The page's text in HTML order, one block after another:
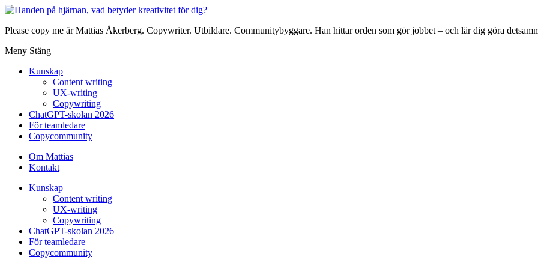
Please copy me är Mattias Åkerberg. Copywriter. Utbildare. Communitybyggare. Han hittar orden som gör jobbet – och lär dig göra
Meny Stäng
Kunskap
Content writing
UX-writing
Copywriting
ChatGPT-skolan 2026
För teamledare
Copycommunity
Om Mattias
Kontakt
Kunskap
Content writing
UX-writing
Copywriting
ChatGPT-skolan 2026
För teamledare
Copycommunity